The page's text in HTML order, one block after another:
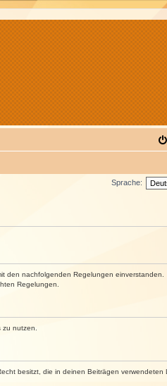
Sprache:
den nachfolgenden Regelungen einverstanden.
Regelungen.
nutzen.
besitzt, die in deinen Beiträgen verwendeten